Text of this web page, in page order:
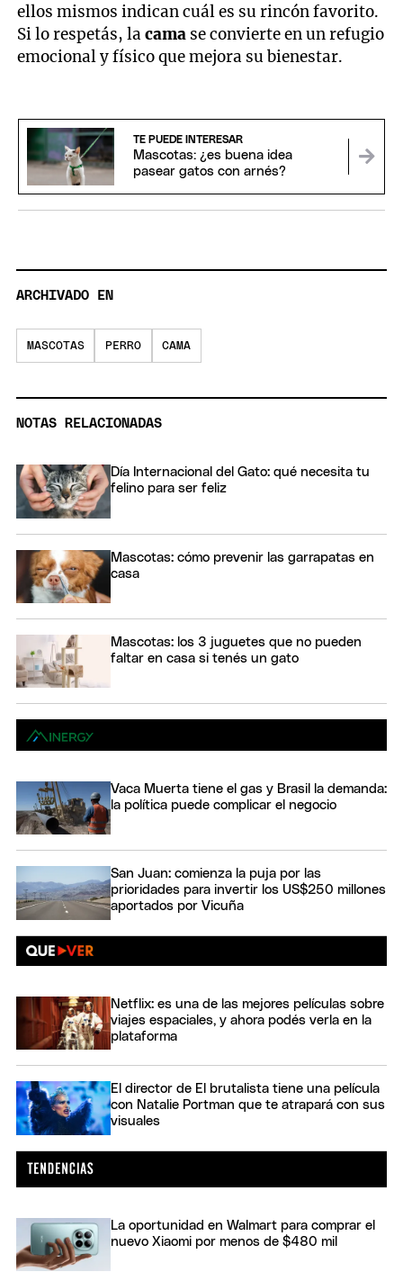
ellos mismos indican cuál es su rincón favorito.
Si lo respetás, lacama se convierte en un refugio
emocional y físico que mejora su bienestar.
TE PUEDE INTERESAR
Mascotas: ¿es buena idea
pasear gatos con arnés?
ARCHIVADO EN
MASCOTAS PERRO CAMA
NOTAS RELACIONADAS
Día Internacional del Gato: qué necesita tu
felino para ser feliz
Mascotas: cómo prevenir las garrapatas en
casa
Mascotas: los 3 juguetes que no pueden
faltar en casa si tenés un gato
Vaca Muerta tiene el gas y Brasil la demanda:
la política puede complicar el negocio
San Juan: comienza la puja por las
prioridades para invertir los US$250 millones
aportados por Vicuña
Netflix: es una de las mejores películas sobre
viajes espaciales, y ahora podés verla en la
plataforma
El director de El brutalista tiene una película
con Natalie Portman que te atrapará con sus
visuales
La oportunidad en Walmart para comprar el
nuevo Xiaomi por menos de $480 mil